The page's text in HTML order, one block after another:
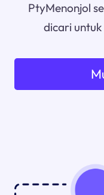
PtyMenonjol
dicari